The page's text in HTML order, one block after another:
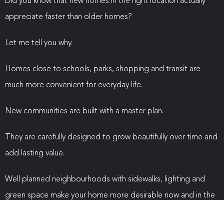
appreciate faster than older homes?
Let me tell you why.
Homes close to schools, parks, shopping and transit are
much more convenient for everyday life.
New communities are built with a master plan.
They are carefully designed to grow beautifully over time and
add lasting value.
Well planned neighbourhoods with sidewalks, lighting and
green space make your home more desirable now and in the